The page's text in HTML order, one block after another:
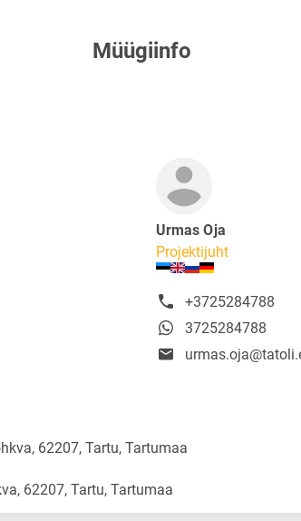
Müügiinfo
Urmas Oja
Projektijuht
+3725284788
3725284788
62207, Tartu, Tartumaa